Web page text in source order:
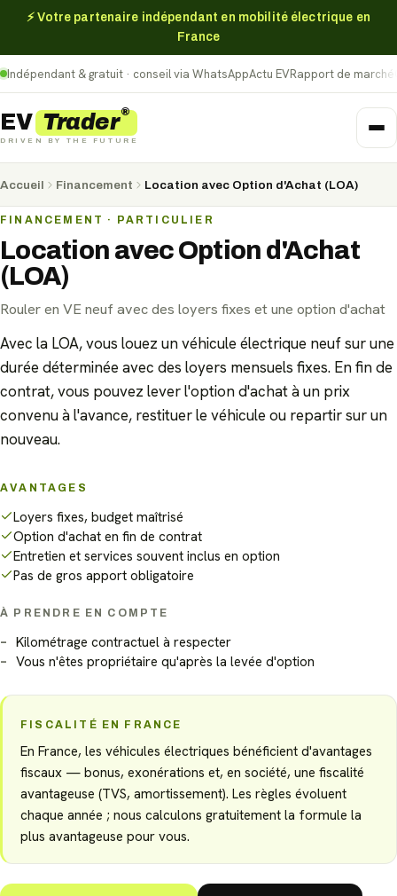
⚡ Votre partenaire indépendant en mobilité électrique en
France
Indépendant & gratuit · conseil via WhatsAppActu EVRapport de marché
EV Trader®
DRIVEN BY THE FUTURE
Voiturettes électriques
Bateaux électriques
Camions électriques
Camping-cars électriques
Caravanes
Quads & ATV
Engins de chantier
Accueil Financement Location avec Option d'Achat (LOA)
FINANCEMENT · PARTICULIER
Location avec Option d'Achat
(LOA)
Rouler en VE neuf avec des loyers fixes et une option d'achat
Avec la LOA, vous louez un véhicule électrique neuf sur une
durée déterminée avec des loyers mensuels fixes. En fin de
contrat, vous pouvez lever l'option d'achat à un prix
convenu à l'avance, restituer le véhicule ou repartir sur un
nouveau.
AVANTAGES
Loyers fixes, budget maîtrisé
Option d'achat en fin de contrat
Entretien et services souvent inclus en option
Pas de gros apport obligatoire
À PRENDRE EN COMPTE
Kilométrage contractuel à respecter
Vous n'êtes propriétaire qu'après la levée d'option
FISCALITÉ EN FRANCE
En France, les véhicules électriques bénéficient d'avantages
fiscaux — bonus, exonérations et, en société, une fiscalité
avantageuse (TVS, amortissement). Les règles évoluent
chaque année ; nous calculons gratuitement la formule la
plus avantageuse pour vous.